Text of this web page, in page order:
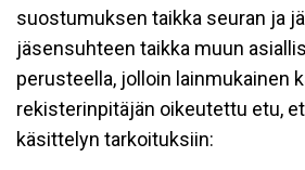
suostumuksen taikka seuran ja
jäsensuhteen taikka muun
perusteella, jolloin lainmukainen
rekisterinpitäjän oikeutettu etu,
käsittelyn tarkoituksiin: